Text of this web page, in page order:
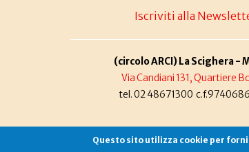
Iscriviti alla
(circolo ARCI) La Scighera -
Via Candiani 131, Quartiere
tel. 02 48671300
Questo sito utilizza cookie per